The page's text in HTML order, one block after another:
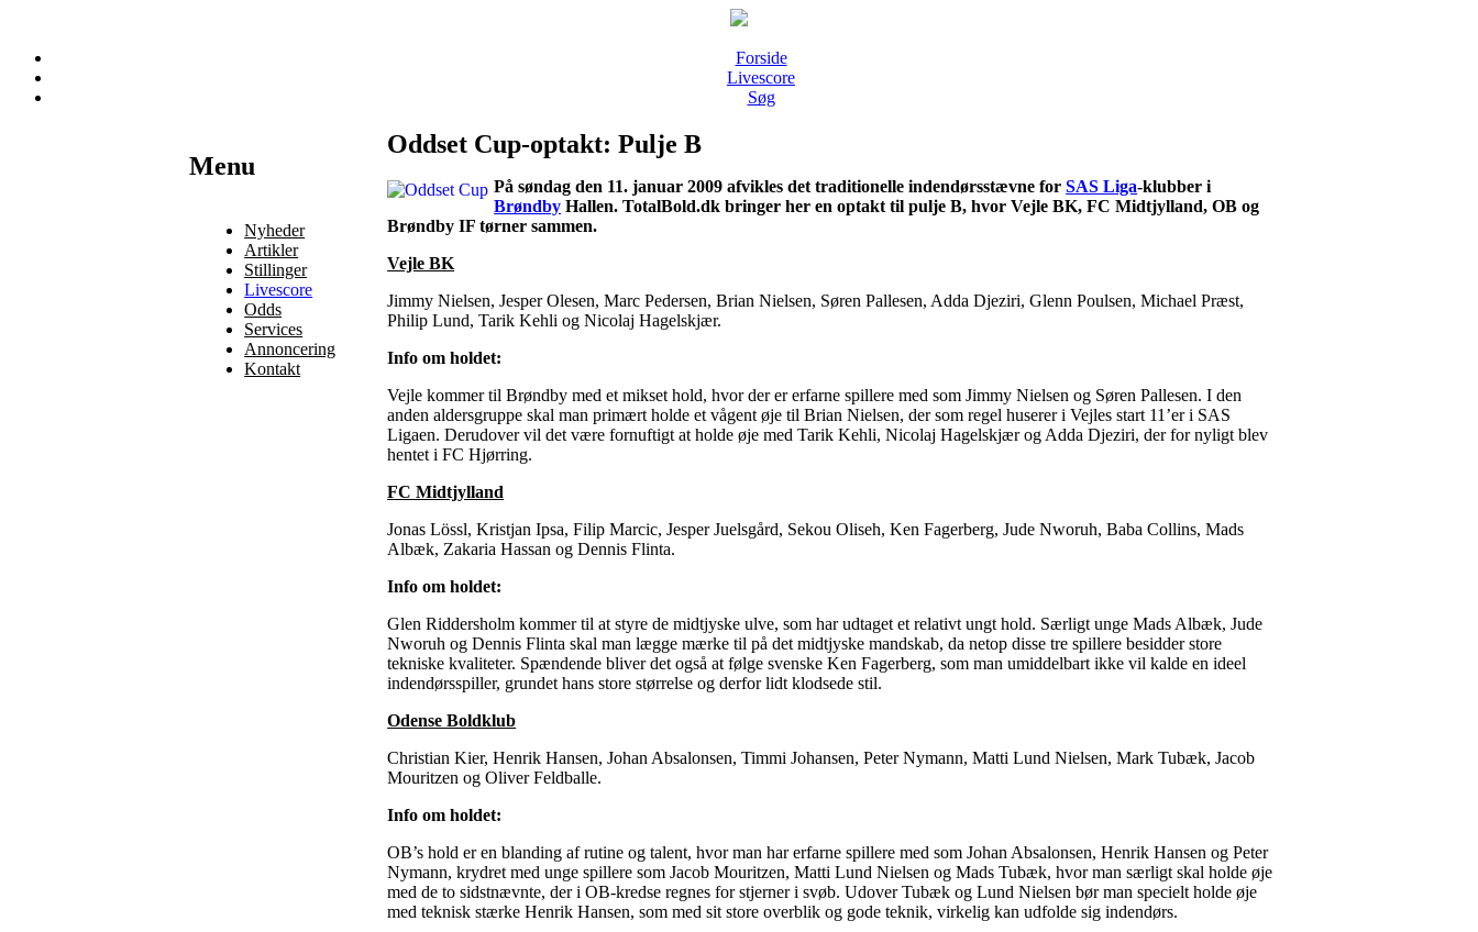
Forside
Livescore
Søg
Menu
Nyheder
Artikler
Stillinger
Livescore
Odds
Services
Annoncering
Kontakt
Oddset Cup-optakt: Pulje B
På søndag den 11. januar 2009 afvikles det traditionelle indendørsstævne forSAS Liga-klubber i
Brøndby Hallen. TotalBold.dk bringer her en optakt til pulje B, hvor Vejle BK, FC Midtjylland, OB og
Brøndby IF tørner sammen.
Vejle BK
Jimmy Nielsen, Jesper Olesen, Marc Pedersen, Brian Nielsen, Søren Pallesen, Adda Djeziri, Glenn Poulsen, Michael Præst,
Philip Lund, Tarik Kehli og Nicolaj Hagelskjær.
Info om holdet:
Vejle kommer til Brøndby med et mikset hold, hvor der er erfarne spillere med som Jimmy Nielsen og Søren Pallesen. I den
anden aldersgruppe skal man primært holde et vågent øje til Brian Nielsen, der som regel huserer i Vejles start 11’er i SAS
Ligaen. Derudover vil det være fornuftigt at holde øje med Tarik Kehli, Nicolaj Hagelskjær og Adda Djeziri, der for nyligt blev
hentet i FC Hjørring.
FC Midtjylland
Jonas Lössl, Kristjan Ipsa, Filip Marcic, Jesper Juelsgård, Sekou Oliseh, Ken Fagerberg, Jude Nworuh, Baba Collins, Mads
Albæk, Zakaria Hassan og Dennis Flinta.
Info om holdet:
Glen Riddersholm kommer til at styre de midtjyske ulve, som har udtaget et relativt ungt hold. Særligt unge Mads Albæk, Jude
Nworuh og Dennis Flinta skal man lægge mærke til på det midtjyske mandskab, da netop disse tre spillere besidder store
tekniske kvaliteter. Spændende bliver det også at følge svenske Ken Fagerberg, som man umiddelbart ikke vil kalde en ideel
indendørsspiller, grundet hans store størrelse og derfor lidt klodsede stil.
Odense Boldklub
Christian Kier, Henrik Hansen, Johan Absalonsen, Timmi Johansen, Peter Nymann, Matti Lund Nielsen, Mark Tubæk, Jacob
Mouritzen og Oliver Feldballe.
Info om holdet:
OB’s hold er en blanding af rutine og talent, hvor man har erfarne spillere med som Johan Absalonsen, Henrik Hansen og Peter
Nymann, krydret med unge spillere som Jacob Mouritzen, Matti Lund Nielsen og Mads Tubæk, hvor man særligt skal holde øje
med de to sidstnævnte, der i OB-kredse regnes for stjerner i svøb. Udover Tubæk og Lund Nielsen bør man specielt holde øje
med teknisk stærke Henrik Hansen, som med sit store overblik og gode teknik, virkelig kan udfolde sig indendørs.